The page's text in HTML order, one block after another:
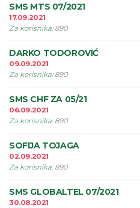
SMS MTS 07/2021
17.09.2021
Za korisnika: 890
DARKO TODOROVIĆ
09.09.2021
Za korisnika: 890
SMS CHF ZA 05/21
06.09.2021
Za korisnika: 890
SOFIJA TOJAGA
02.09.2021
Za korisnika: 890
SMS GLOBALTEL 07/2021
30.08.2021